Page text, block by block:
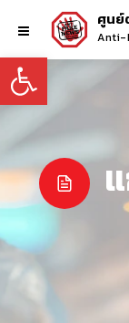
Open toolbar
ศูนย์
Anti-